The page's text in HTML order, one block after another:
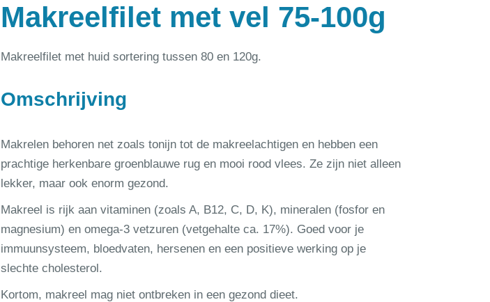
Makreelfilet met vel 75-100g
Makreelfilet met huid sortering tussen 80 en 120g.
Omschrijving
Makrelen behoren net zoals tonijn tot de makreelachtigen en hebben een
prachtige herkenbare groenblauwe rug en mooi rood vlees. Ze zijn niet alleen
lekker, maar ook enorm gezond.
Makreel is rijk aan vitaminen (zoals A, B12, C, D, K), mineralen (fosfor en
magnesium) en omega-3 vetzuren (vetgehalte ca. 17%). Goed voor je
immuunsysteem, bloedvaten, hersenen en een positieve werking op je
slechte cholesterol.
Kortom, makreel mag niet ontbreken in een gezond dieet.